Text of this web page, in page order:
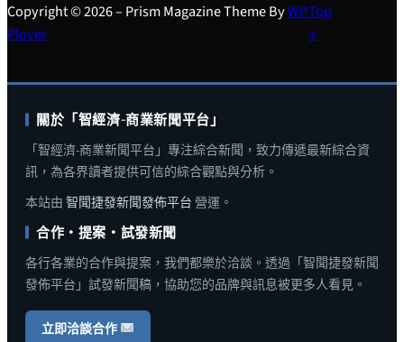
Copyright © 2026 – Prism Magazine Theme ByWP
Plover
Top
↑
關於「智經濟-商業新聞平台」
「智經濟-商業新聞平台」專注綜合新聞，致力傳遞最新綜合資
訊，為各界讀者提供可信的綜合觀點與分析。
本站由 智聞捷發新聞發佈平台 營運。
合作・提案・試發新聞
各行各業的合作與提案，我們都樂於洽談。透過「智聞捷發新聞
發佈平台」試發新聞稿，協助您的品牌與訊息被更多人看見。
立即洽談合作